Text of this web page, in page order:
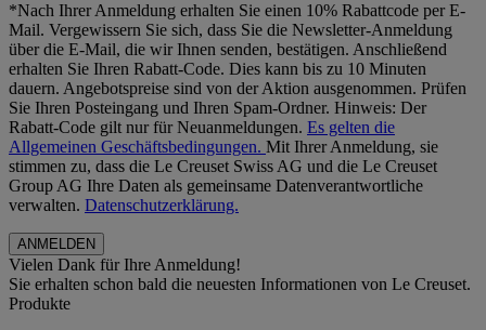
*Nach Ihrer Anmeldung erhalten Sie einen 10% Rabattcode per E-
Mail. Vergewissern Sie sich, dass Sie die Newsletter-Anmeldung
über die E-Mail, die wir Ihnen senden, bestätigen. Anschließend
erhalten Sie Ihren Rabatt-Code. Dies kann bis zu 10 Minuten
dauern. Angebotspreise sind von der Aktion ausgenommen. Prüfen
Sie Ihren Posteingang und Ihren Spam-Ordner. Hinweis: Der
Rabatt-Code gilt nur für Neuanmeldungen. Es gelten die
Allgemeinen Geschäftsbedingungen. Mit Ihrer Anmeldung, sie
stimmen zu, dass die Le Creuset Swiss AG und die Le Creuset
Group AG Ihre Daten als gemeinsame Datenverantwortliche
verwalten. Datenschutzerklärung.
Vielen Dank für Ihre Anmeldung!
Sie erhalten schon bald die neuesten Informationen von Le Creuset.
Produkte